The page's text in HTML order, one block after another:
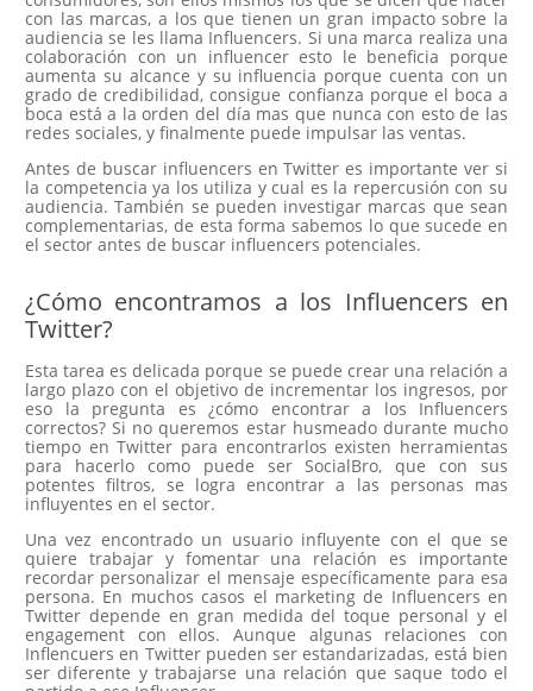
con las marcas, a los que tienen un gran impacto sobre la
audiencia se les llama Influencers. Si una marca realiza una
colaboración con un influencer esto le beneficia porque
aumenta su alcance y su influencia porque cuenta con un
grado de credibilidad, consigue confianza porque el boca a
boca está a la orden del día mas que nunca con esto de las
redes sociales, y finalmente puede impulsar las ventas.
Antes de buscar influencers en Twitter es importante ver si
la competencia ya los utiliza y cual es la repercusión con su
audiencia. También se pueden investigar marcas que sean
complementarias, de esta forma sabemos lo que sucede en
el sector antes de buscar influencers potenciales.
¿Cómo encontramos a los Influencers en
Twitter?
Esta tarea es delicada porque se puede crear una relación a
largo plazo con el objetivo de incrementar los ingresos, por
eso la pregunta es ¿cómo encontrar a los Influencers
correctos? Si no queremos estar husmeado durante mucho
tiempo en Twitter para encontrarlos existen herramientas
para hacerlo como puede ser SocialBro, que con sus
potentes filtros, se logra encontrar a las personas mas
influyentes en el sector.
Una vez encontrado un usuario influyente con el que se
quiere trabajar y fomentar una relación es importante
recordar personalizar el mensaje específicamente para esa
persona. En muchos casos el marketing de Influencers en
Twitter depende en gran medida del toque personal y el
engagement con ellos. Aunque algunas relaciones con
Inflencuers en Twitter pueden ser estandarizadas, está bien
ser diferente y trabajarse una relación que saque todo el